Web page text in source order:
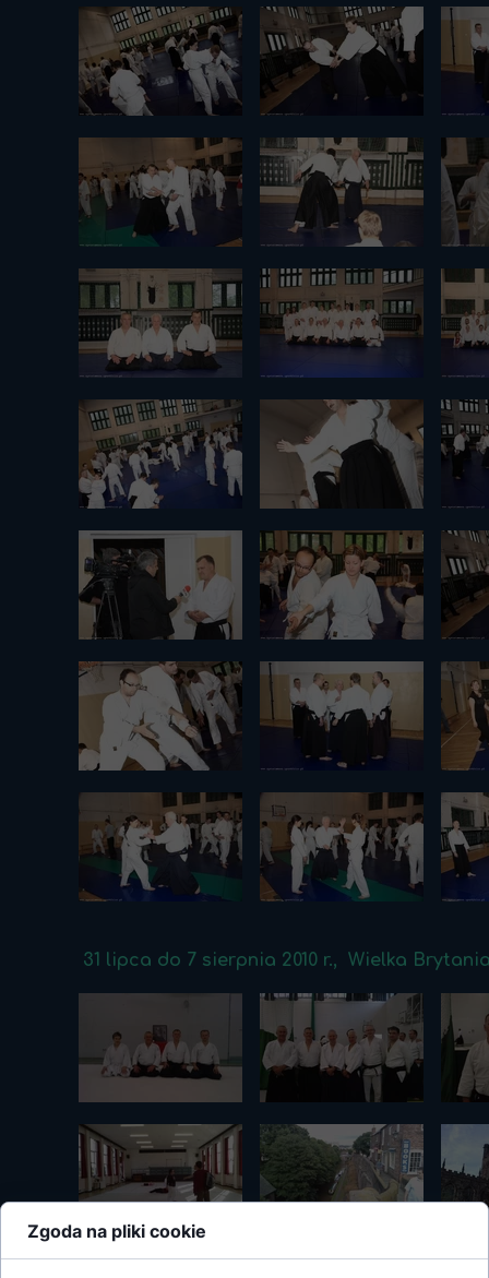
31 lipca do 7 sierpnia 2010 r., Wielka
Zgoda na pliki cookie